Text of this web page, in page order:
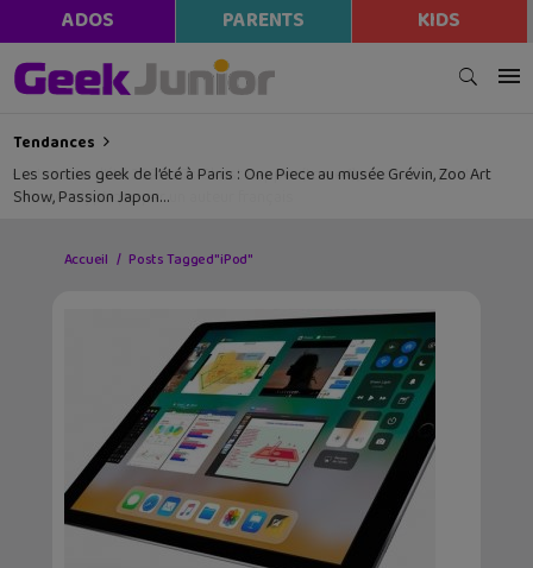
ADOS PARENTS KIDS
Tendances
Les sorties geek de l’été à Paris : One Piece au musée Grévin, Zoo Art
Show, Passion Japon…
Accueil Posts Tagged "iPod"